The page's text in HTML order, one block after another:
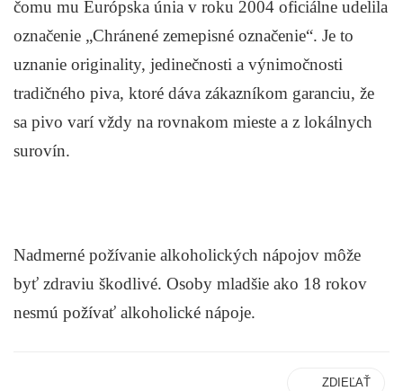
čomu mu Európska únia v roku 2004 oficiálne udelila
označenie „Chránené zemepisné označenie“. Je to
uznanie originality, jedinečnosti a výnimočnosti
tradičného piva, ktoré dáva zákazníkom garanciu, že
sa pivo varí vždy na rovnakom mieste a z lokálnych
surovín.
Nadmerné požívanie alkoholických nápojov môže
byť zdraviu škodlivé. Osoby mladšie ako 18 rokov
nesmú požívať alkoholické nápoje.
ZDIEĽAŤ